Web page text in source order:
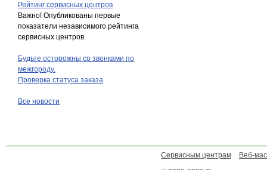
Рейтинг сервисных центров
Важно! Опубликованы первые
показатели независимого рейтинга
сервисных центров.
Будьте осторожны со звонками по
межгороду.
Проверка статуса заказа
Все новости
Сервисным центрам
Веб-